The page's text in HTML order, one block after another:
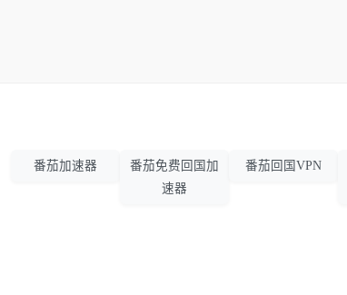
番茄加速器
番茄免费回国加
速器
番茄回国VPN